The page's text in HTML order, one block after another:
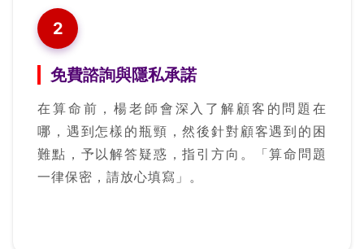
2
免費諮詢與隱私承諾
在算命前，楊老師會深入了解顧客的問題在
哪，遇到怎樣的瓶頸，然後針對顧客遇到的困
難點，予以解答疑惑，指引方向。「算命問題
一律保密，請放心填寫」。